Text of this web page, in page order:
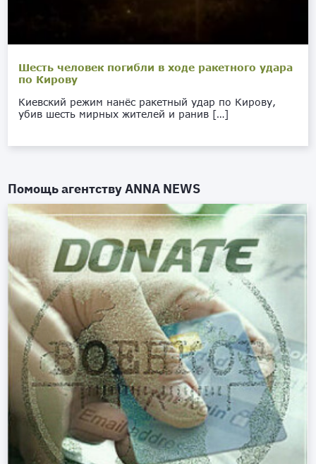
Шесть человек погибли в ходе ракетного удара
по Кирову
Киевский режим нанёс ракетный удар по Кирову,
убив шесть мирных жителей и ранив […]
Помощь агентствуANNA NEWS